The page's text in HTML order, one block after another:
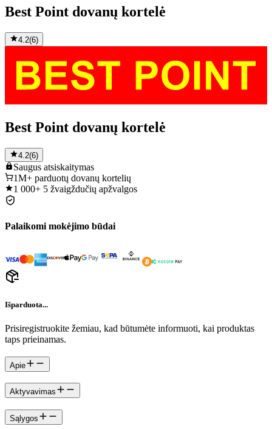
Best Point dovanų kortelė
4.2(6)
Best Point dovanų kortelė
4.2(6)
Saugus atsiskaitymas
1M+ parduotų dovanų kortelių
1 000+ 5 žvaigždučių apžvalgos
Palaikomi mokėjimo būdai
Išparduota...
Prisiregistruokite žemiau, kad būtumėte informuoti, kai produktas
taps prieinamas.
Apie
Aktyvavimas
Sąlygos